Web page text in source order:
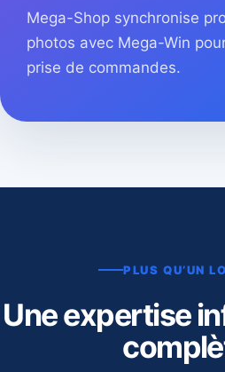
Mega-Shop synchronise
photos avec Mega-Win
prise de commandes.
PLUS QU’UN
Une expertise